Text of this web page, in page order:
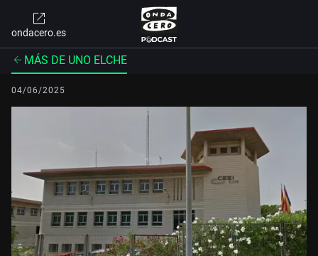
ondacero.es
MÁS DE UNO ELCHE
04/06/2025